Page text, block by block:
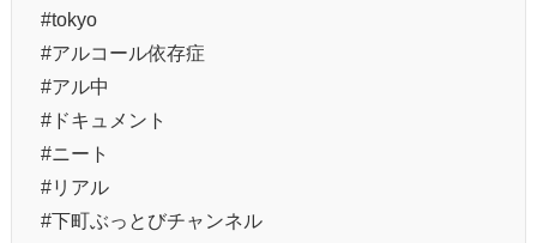
#tokyo
#アルコール依存症
#アル中
#ドキュメント
#ニート
#リアル
#下町ぶっとびチャンネル